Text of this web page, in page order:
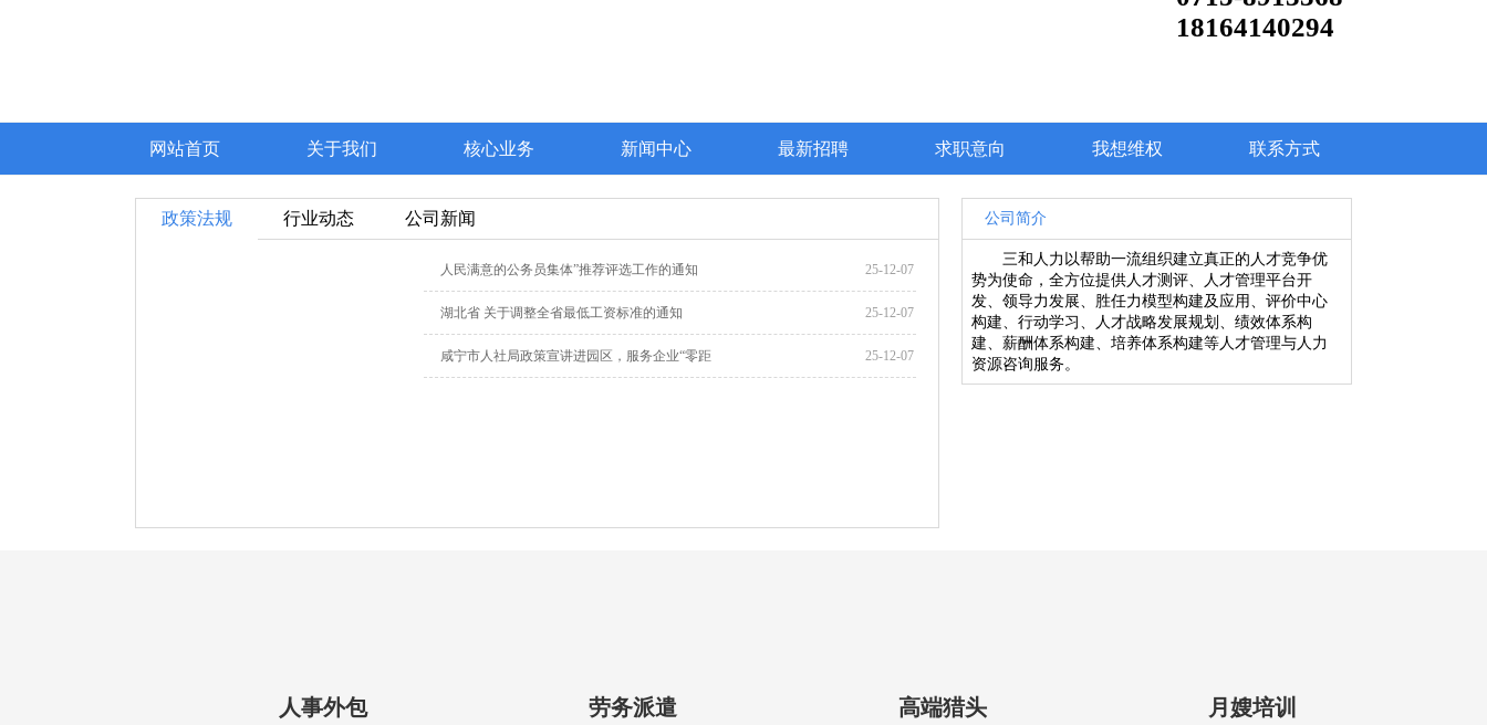
18164140294
网站首页 关于我们 核心业务 新闻中心 最新招聘 求职意向 我想维权 联系方式
政策法规 行业动态 公司新闻
人民满意的公务员集体”推荐评选工作的通知 25-12-07
湖北省 关于调整全省最低工资标准的通知 25-12-07
咸宁市人社局政策宣讲进园区，服务企业“零距 25-12-07
公司简介
三和人力以帮助一流组织建立真正的人才竞争优
势为使命，全方位提供人才测评、人才管理平台开
发、领导力发展、胜任力模型构建及应用、评价中心
构建、行动学习、人才战略发展规划、绩效体系构
建、薪酬体系构建、培养体系构建等人才管理与人力
资源咨询服务。
人事外包 劳务派遣 高端猎头 月嫂培训